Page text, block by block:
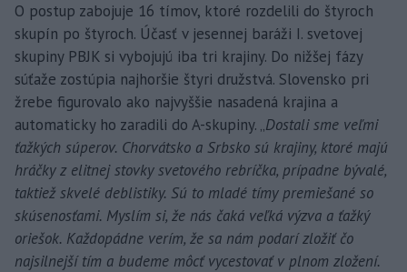
O postup zabojuje 16 tímov, ktoré rozdelili do štyroch
skupín po štyroch. Účasť v jesennej baráži I. svetovej
skupiny PBJK si vybojujú iba tri krajiny. Do nižšej fázy
súťaže zostúpia najhoršie štyri družstvá. Slovensko pri
žrebe figurovalo ako najvyššie nasadená krajina a
automaticky ho zaradili do A-skupiny. „Dostali sme veľmi
ťažkých súperov. Chorvátsko a Srbsko sú krajiny, ktoré majú
hráčky z elitnej stovky svetového rebríčka, prípadne bývalé,
taktiež skvelé deblistiky. Sú to mladé tímy premiešané so
skúsenosťami. Myslím si, že nás čaká veľká výzva a ťažký
oriešok. Každopádne verím, že sa nám podarí zložiť čo
najsilnejší tím a budeme môcť vycestovať v plnom zložení.